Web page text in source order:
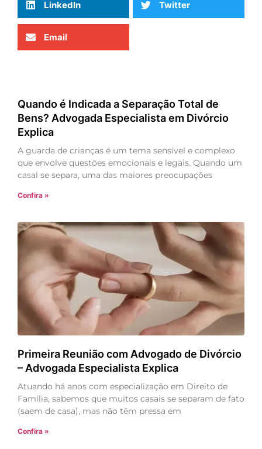
LinkedIn Twitter
Email
Quando é Indicada a Separação Total de
Bens? Advogada Especialista em Divórcio
Explica
A guarda de crianças é um tema sensível e complexo
que envolve questões emocionais e legais. Quando um
casal se separa, uma das maiores preocupações
Confira »
Primeira Reunião com Advogado de Divórcio
– Advogada Especialista Explica
Atuando há anos com especialização em Direito de
Família, sabemos que muitos casais se separam de fato
(saem de casa), mas não têm pressa em
Confira »